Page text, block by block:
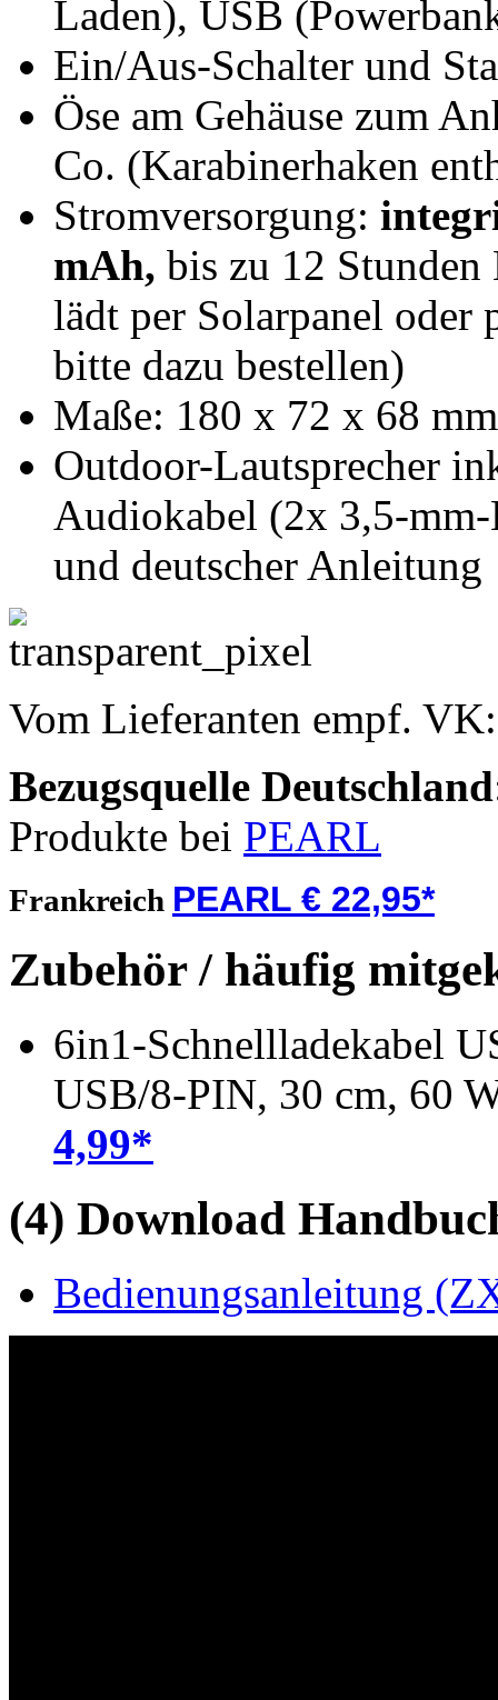
Laden), USB
Ein/Aus-Schalter und
Öse am Gehäuse zum
Co. (Karabinerhaken
Stromversorgung:
mAh, bis zu 12
lädt per Solarpanel
bitte dazu bestellen)
Maße: 180 x 72 x 68
Outdoor-Lautsprecher
Audiokabel (2x 3,5-
und deutscher Anleitung
Vom Lieferanten empf.
Bezugsquelle Deutschland
Produkte bei PEARL
Frankreich PEARL € 22,95*
Zubehör / häufig
6in1-Schnellladekabel
USB/8-PIN, 30 cm, 60
4,99*
(4) Download
Bedienungsanleitung